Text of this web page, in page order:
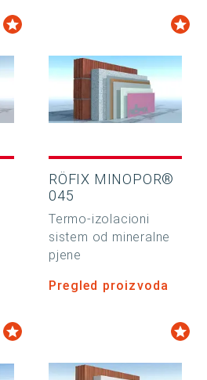
RÖFIX MINOPOR®
045
Termo-izolacioni
sistem od mineralne
pjene
Pregled proizvoda